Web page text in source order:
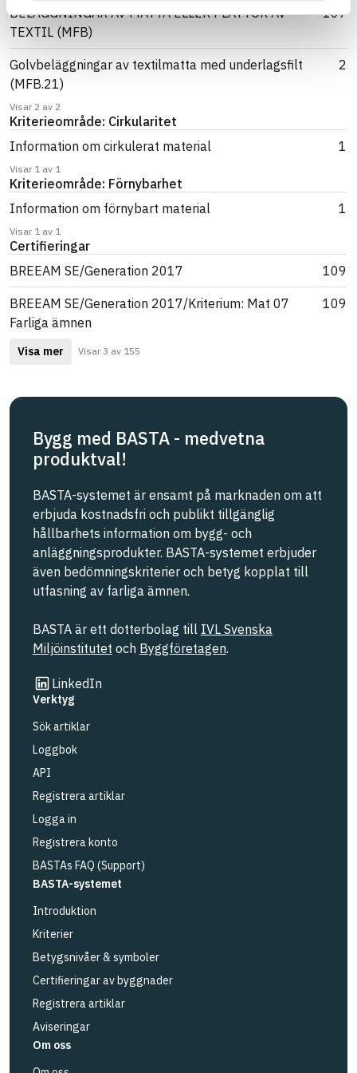
BELÄGGNINGAR AV MATTA ELLER PLATTOR AV
TEXTIL (MFB)
107
Golvbeläggningar av textilmatta med underlagsfilt
(MFB.21)
2
Visar 2 av 2
Kriterieområde: Cirkularitet
Information om cirkulerat material
1
Visar 1 av 1
Kriterieområde: Förnybarhet
Information om förnybart material
1
Visar 1 av 1
Certifieringar
BREEAM SE/Generation 2017
109
BREEAM SE/Generation 2017/Kriterium: Mat 07
Farliga ämnen
109
Visa mer Visar 3 av 155
Bygg med BASTA - medvetna
produktval!
BASTA-systemet är ensamt på marknaden om att
erbjuda kostnadsfri och publikt tillgänglig
hållbarhets information om bygg- och
anläggningsprodukter. BASTA-systemet erbjuder
även bedömningskriterier och betyg kopplat till
utfasning av farliga ämnen.
BASTA är ett dotterbolag till IVL Svenska
Miljöinstitutet och Byggföretagen.
LinkedIn
Länk till annan webbplats
Verktyg
Sök artiklar
Loggbok
API
Registrera artiklar
Logga in
Registrera konto
BASTAs FAQ (Support)
BASTA-systemet
Introduktion
Kriterier
Betygsnivåer & symboler
Certifieringar av byggnader
Registrera artiklar
Aviseringar
Om oss